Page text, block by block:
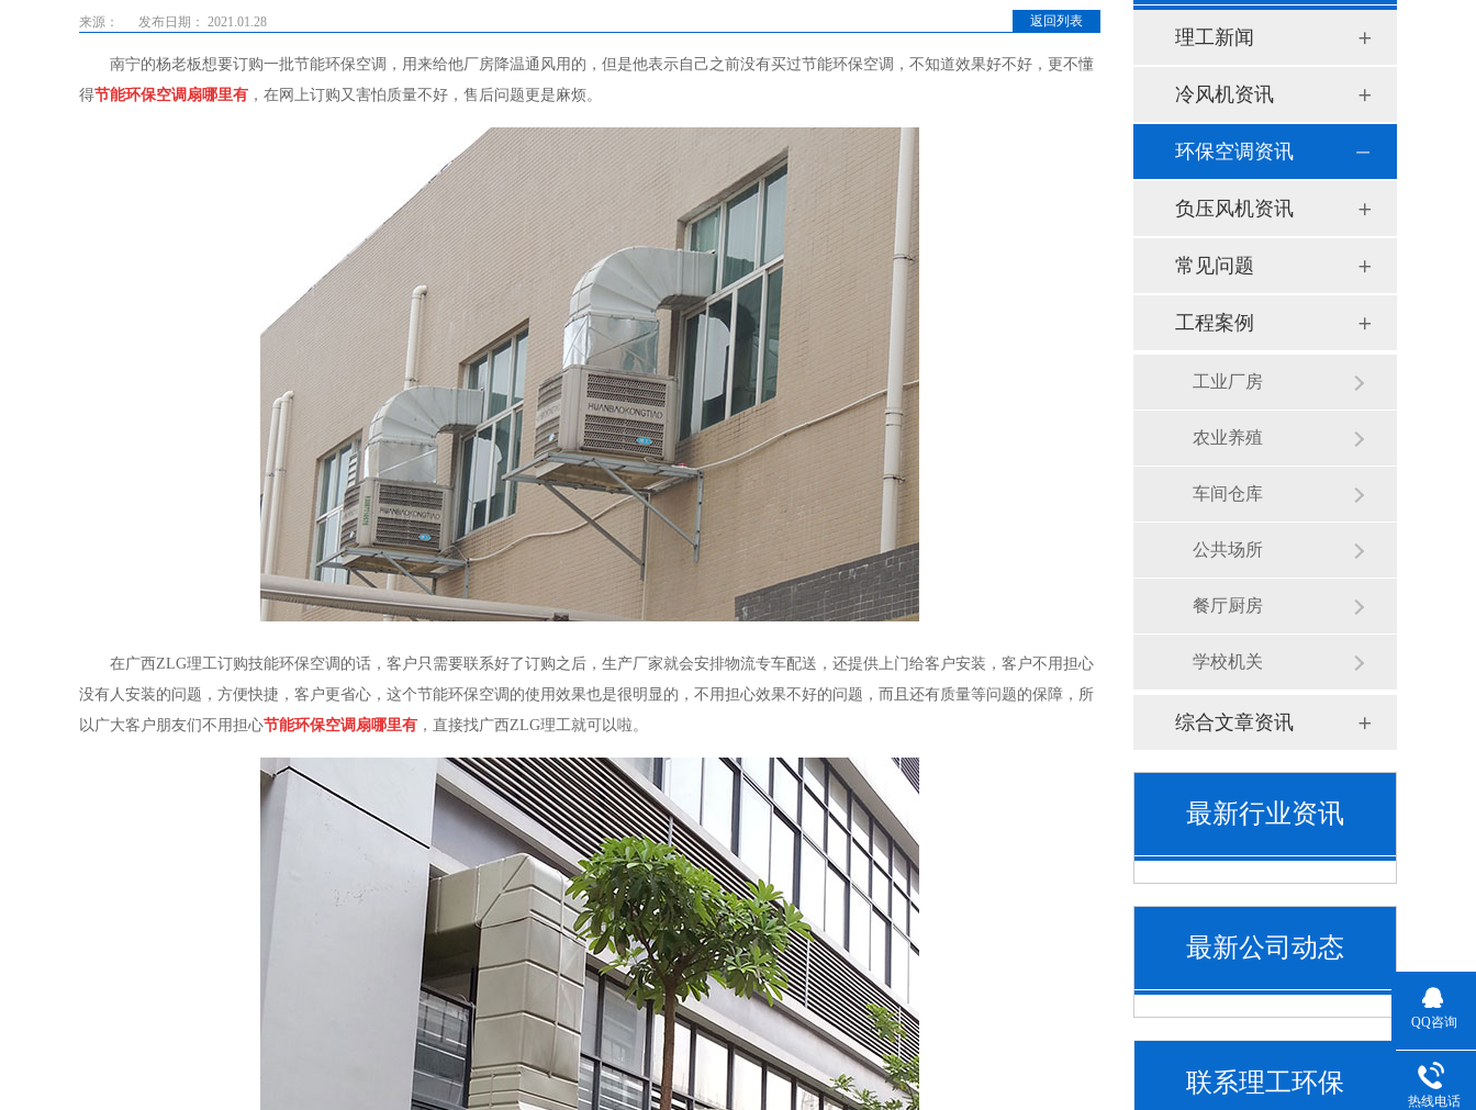
返回列表
来源： 发布日期： 2021.01.28
南宁的杨老板想要订购一批节能环保空调，用来给他厂房降温通风用的，但是他表示自己之前没有买过节能环保空调，不知道效果好不好，更不懂
得节能环保空调扇哪里有 ，在网上订购又害怕质量不好，售后问题更是麻烦。
在广西ZLG理工订购技能环保空调的话，客户只需要联系好了订购之后，生产厂家就会安排物流专车配送，还提供上门给客户安装，客户不用担心
没有人安装的问题，方便快捷，客户更省心，这个节能环保空调的使用效果也是很明显的，不用担心效果不好的问题，而且还有质量等问题的保障，所
以广大客户朋友们不用担心节能环保空调扇哪里有 ，直接找广西ZLG理工就可以啦。
理工新闻
冷风机资讯
环保空调资讯
负压风机资讯
常见问题
工程案例
工业厂房
农业养殖
车间仓库
公共场所
餐厅厨房
学校机关
综合文章资讯
最新行业资讯
最新公司动态
联系理工环保
QQ咨询
热线电话